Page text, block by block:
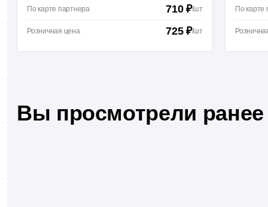
По карте партнера 1163 ₽
Розничная цена 1198 ₽
По
Вы просмотрели ранее